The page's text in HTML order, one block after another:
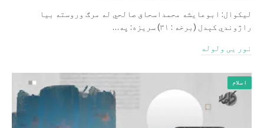
لیکوال: ابوعایشه محمداسحاق صالحي له مرګ وروسته بیا
راژوندي کېدل (برخه : ۳۱) سریزه: په…
نور یی ولوله
اسلام